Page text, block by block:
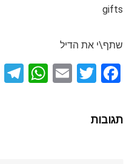
gifts
שתף\י את הדיל
F
ce
b
T
E
W
תגובות